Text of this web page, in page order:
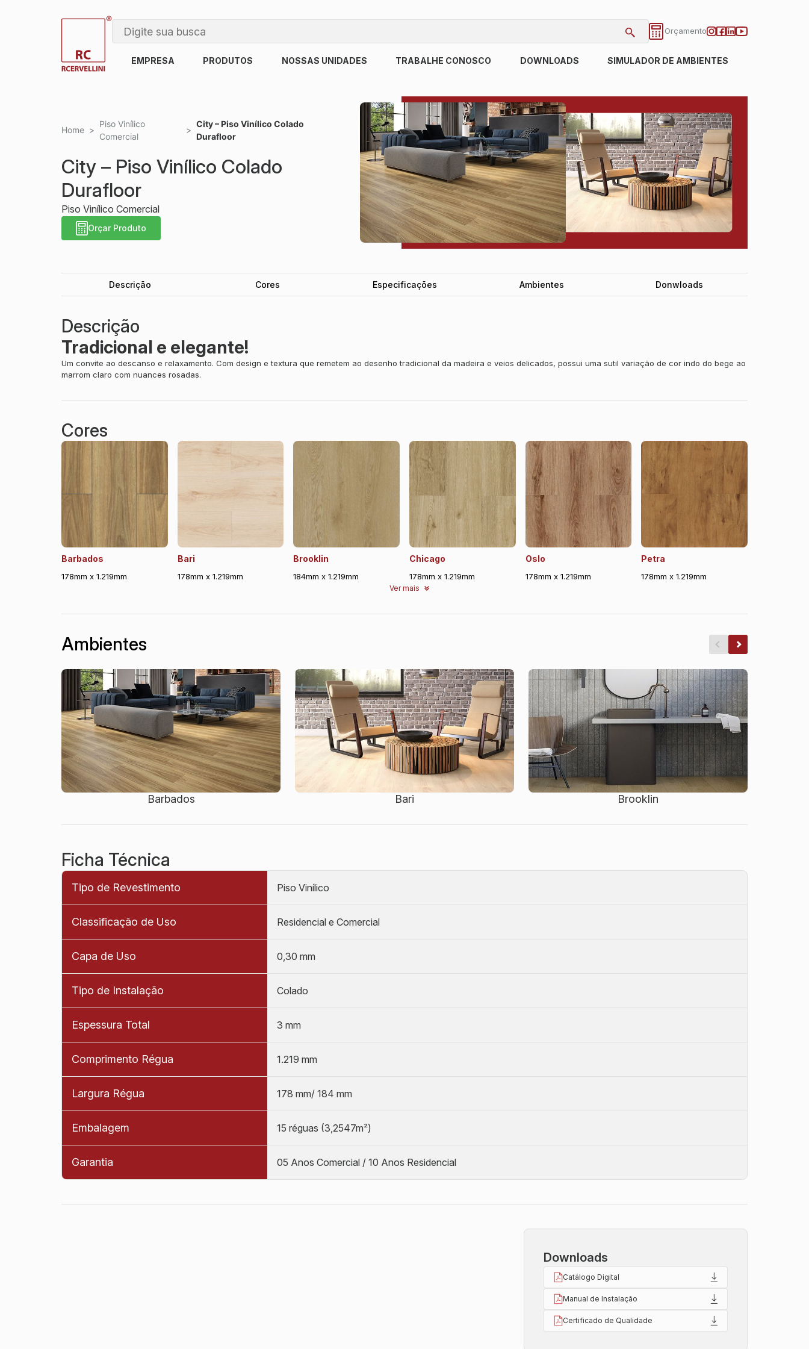
Orçamento
EMPRESA PRODUTOS NOSSAS UNIDADES TRABALHE CONOSCO DOWNLOADS SIMULADOR DE AMBIENTES
Home >
Piso Vinílico
Comercial
>
City – Piso Vinílico Colado
Durafloor
City – Piso Vinílico Colado
Durafloor
Piso Vinílico Comercial
Orçar Produto
Descrição Cores Especificações Ambientes Donwloads
Descrição
Tradicional e elegante!
Um convite ao descanso e relaxamento. Com design e textura que remetem ao desenho tradicional da madeira e veios delicados, possui uma sutil variação de cor indo do bege ao
marrom claro com nuances rosadas.
Cores
Barbados
178mm x 1.219mm
Bari
178mm x 1.219mm
Brooklin
184mm x 1.219mm
Chicago
178mm x 1.219mm
Oslo
178mm x 1.219mm
Petra
178mm x 1.219mm
Ver mais
Ambientes
Barbados Bari Brooklin
Ficha Técnica
Tipo de Revestimento Piso Vinílico
Classificação de Uso Residencial e Comercial
Capa de Uso 0,30 mm
Tipo de Instalação Colado
Espessura Total 3 mm
Comprimento Régua 1.219 mm
Largura Régua 178 mm/ 184 mm
Embalagem 15 réguas (3,2547m²)
Garantia 05 Anos Comercial / 10 Anos Residencial
Downloads
Catálogo Digital
Manual de Instalação
Certificado de Qualidade